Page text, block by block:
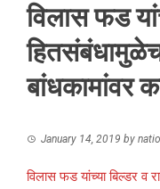
विलास फड
बांधकामांवर
January 14, 2019 by
विलास फड यांच्या बिल्डर व